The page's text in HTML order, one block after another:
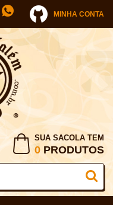
MINHA CONTA
SUA SACOLA TEM
0 PRODUTOS